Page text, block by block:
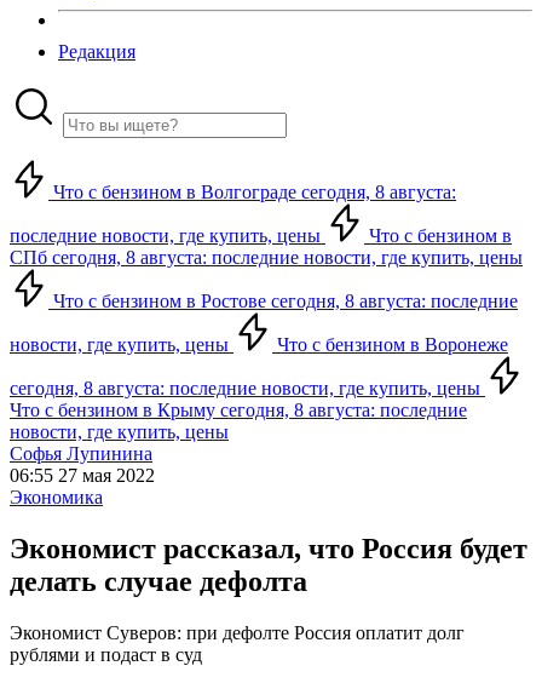
Редакция
Что с бензином в Волгограде сегодня, 8 августа:
последние новости, где купить, цены
Что с бензином в
СПб сегодня, 8 августа: последние новости, где купить, цены
Что с бензином в Ростове сегодня, 8 августа: последние
новости, где купить, цены Что с бензином в Воронеже
сегодня, 8 августа: последние новости, где купить, цены
Что с бензином в Крыму сегодня, 8 августа: последние
новости, где купить, цены
Софья Лупинина
06:55 27 мая 2022
Экономика
Экономист рассказал, что Россия будет
делать случае дефолта
Экономист Суверов: при дефолте Россия оплатит долг
рублями и подаст в суд